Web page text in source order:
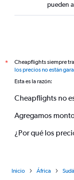
pueden
*
Cheapflights siempre
los precios no están
Esta es la razón:
Cheapflights no
Agregamos
¿Por qué los
Inicio África